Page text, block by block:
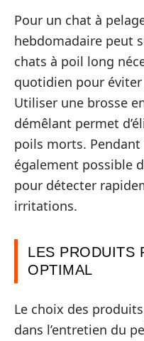
Pour un chat à
hebdomadaire peut
chats à poil long
quotidien pour
Utiliser une brosse
démêlant permet
poils morts.
également possible
pour détecter
irritations.
LES PRODUITS
OPTIMAL
Le choix des
dans l’entretien du